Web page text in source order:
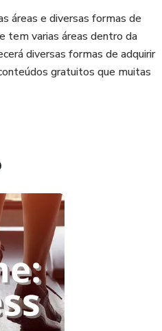
áreas e diversas formas de
tem varias áreas dentro da
diversas formas de adquirir
gratuitos que muitas